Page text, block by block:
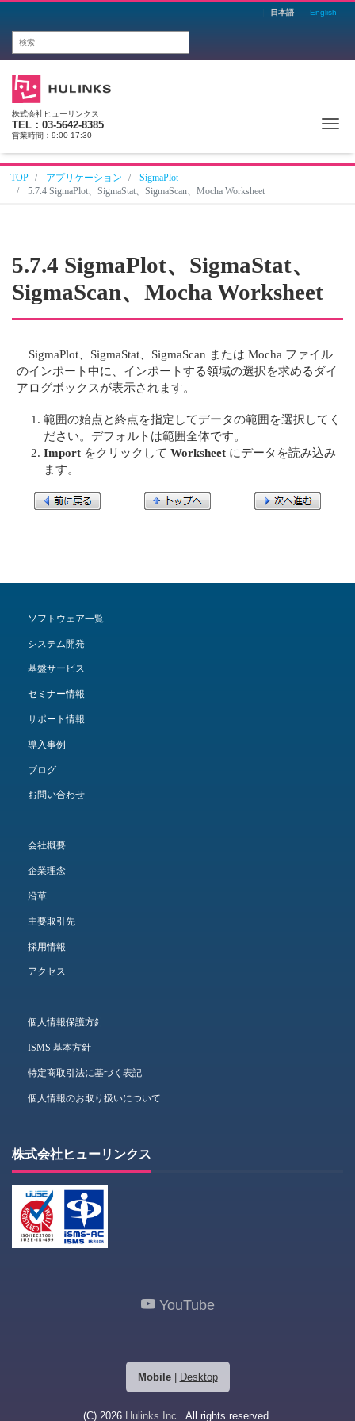
日本語 English
株式会社ヒューリンクス
TEL：03-5642-8385
営業時間：9:00-17:30
TOP アプリケーション
SigmaPlot
5.7.4 SigmaPlot、SigmaStat、SigmaScan、Mocha Worksheet
5.7.4 SigmaPlot、SigmaStat、
SigmaScan、Mocha Worksheet
SigmaPlot、SigmaStat、SigmaScan または Mocha ファイル
のインポート中に、インポートする領域の選択を求めるダイ
アログボックスが表示されます。
範囲の始点と終点を指定してデータの範囲を選択してく
ださい。デフォルトは範囲全体です。
Import をクリックして Worksheet にデータを読み込み
ます。
ソフトウェア一覧
システム開発
基盤サービス
セミナー情報
サポート情報
導入事例
ブログ
お問い合わせ
会社概要
企業理念
沿革
主要取引先
採用情報
アクセス
個人情報保護方針
ISMS 基本方針
特定商取引法に基づく表記
個人情報のお取り扱いについて
株式会社ヒューリンクス
YouTube
Mobile| Desktop
(C) 2026 Hulinks Inc. . All rights reserved.